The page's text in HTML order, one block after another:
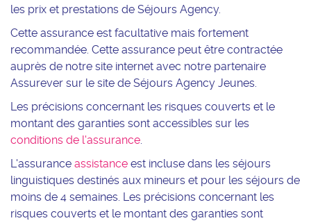
les prix et prestations de Séjours Agency.
Cette assurance est facultative mais fortement
recommandée. Cette assurance peut être contractée
auprès de notre site internet avec notre partenaire
Assurever sur le site de Séjours Agency Jeunes.
Les précisions concernant les risques couverts et le
montant des garanties sont accessibles sur les
conditions de l'assurance.
L'assurance assistance est incluse dans les séjours
linguistiques destinés aux mineurs et pour les séjours de
moins de 4 semaines. Les précisions concernant les
risques couverts et le montant des garanties sont